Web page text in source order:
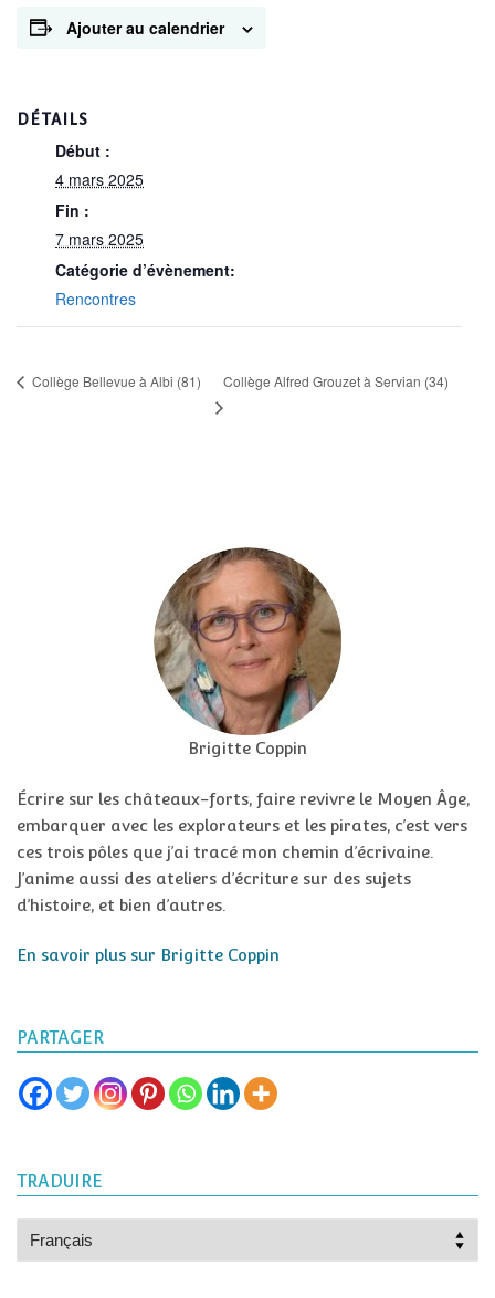
Ajouter au calendrier
DÉTAILS
Début :
4 mars 2025
Fin :
7 mars 2025
Catégorie d’évènement:
Rencontres
Collège Bellevue à Albi (81) Collège Alfred Grouzet à Servian (34)
Brigitte Coppin
Écrire sur les châteaux-forts, faire revivre le Moyen Âge,
embarquer avec les explorateurs et les pirates, c’est vers
ces trois pôles que j’ai tracé mon chemin d’écrivaine.
J’anime aussi des ateliers d’écriture sur des sujets
d’histoire, et bien d’autres.
En savoir plus sur Brigitte Coppin
PARTAGER
TRADUIRE